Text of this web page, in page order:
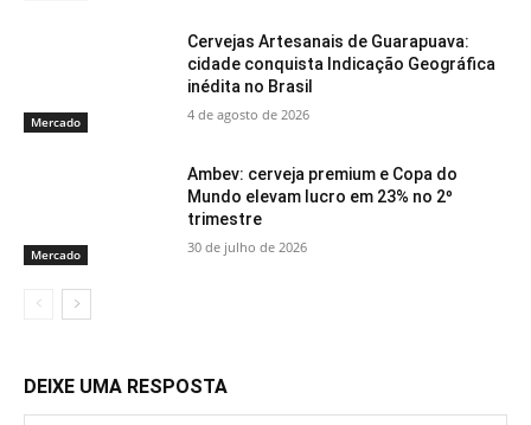
Mercado
Cervejas Artesanais de Guarapuava:
cidade conquista Indicação Geográfica
inédita no Brasil
4 de agosto de 2026
Mercado
Ambev: cerveja premium e Copa do
Mundo elevam lucro em 23% no 2º
trimestre
30 de julho de 2026
DEIXE UMA RESPOSTA